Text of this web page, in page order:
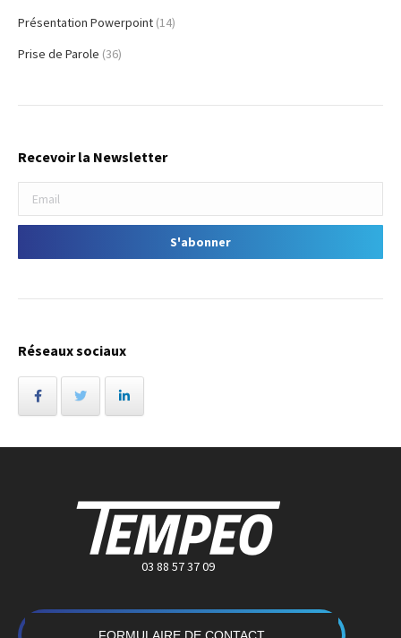
Présentation Powerpoint (14)
Prise de Parole (36)
Recevoir la Newsletter
Réseaux sociaux
03 88 57 37 09